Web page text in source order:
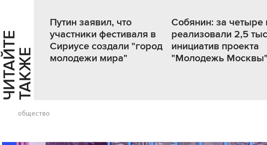
Ч
И
Т
АЙ
Т
Е
Т
А
К
ЖЕ
Путин заявил, что
участники фестиваля в
Сириусе создали "город
молодежи мира"
Собянин: за четыре
реализовали 2,5 тыс
инициатив проекта
"Молодежь Москвы"
общество